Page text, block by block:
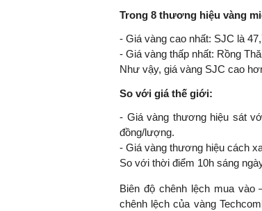
Trong 8 thương hiệu vàng
- Giá vàng cao nhất: SJC là
- Giá vàng thấp nhất: Rồng
Như vậy, giá vàng SJC cao
So với giá thế giới:
- Giá vàng thương hiệu sát
đồng/lượng.
- Giá vàng thương hiệu cách
So với thời điểm 10h sáng
Biên độ chênh lệch mua
chênh lệch của vàng